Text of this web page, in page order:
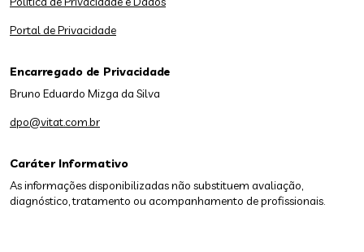
Caráter Informativo
As informações disponibilizadas não substituem avaliação,
diagnóstico, tratamento ou acompanhamento de profissionais.
Portal de Privacidade
Encarregado de Privacidade
Bruno Eduardo Mizga da Silva
dpo@vitat.com.br